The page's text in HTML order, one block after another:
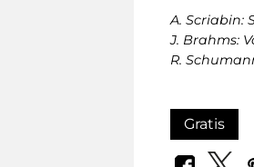
A. Scriabin:
J. Brahms:
R.
Gratis